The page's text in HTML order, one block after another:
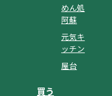
めん処
阿蘇
元気キ
ッチン
屋台
買う